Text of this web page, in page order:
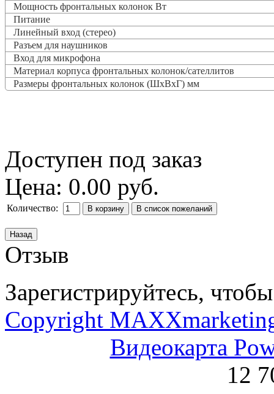
Мощность фронтальных колонок Вт
Питание
Линейный вход (стерео)
Разъем для наушников
Вход для микрофона
Материал корпуса фронтальных колонок/сателлитов
Размеры фронтальных колонок (ШxВxГ) мм
Доступен под заказ
Цена: 0.00 руб.
Количество:
Отзыв
Зарегистрируйтесь,
Copyright
Видеокарта
12